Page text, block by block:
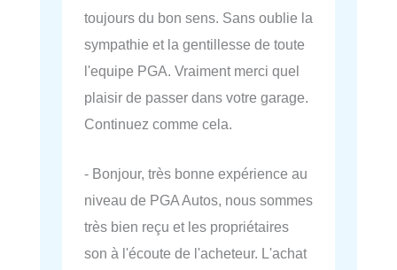
toujours du bon sens. Sans oublie la
sympathie et la gentillesse de toute
l'equipe PGA. Vraiment merci quel
plaisir de passer dans votre garage.
Continuez comme cela.
- Bonjour, très bonne expérience au
niveau de PGA Autos, nous sommes
très bien reçu et les propriétaires
son à l'écoute de l'acheteur. L'achat